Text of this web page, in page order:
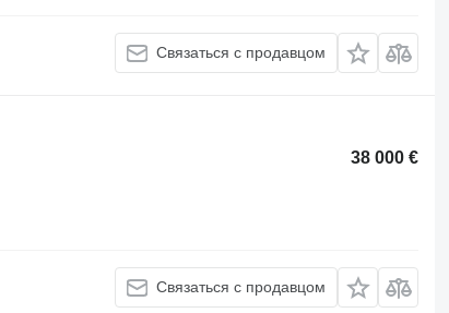
Связаться с продавцом
38 000 €
Связаться с продавцом